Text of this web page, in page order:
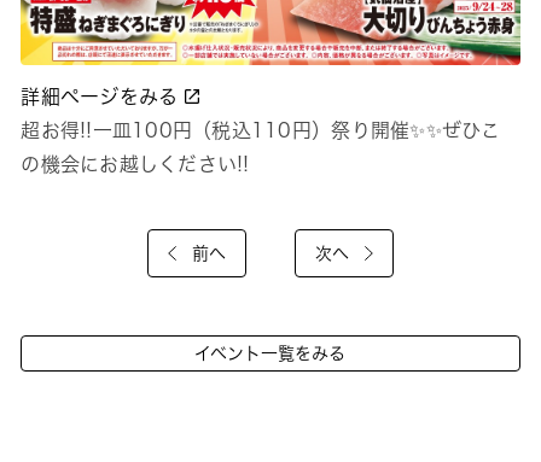
詳細ページをみる
超お得!!一皿100円（税込110円）祭り開催✨✨ぜひこ
の機会にお越しください!!
前へ 次へ
イベント一覧をみる